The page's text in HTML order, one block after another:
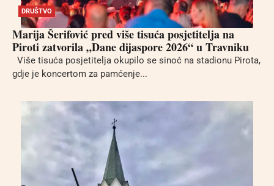
DRUŠTVO
Marija Šerifović pred više tisuća posjetitelja na
Piroti zatvorila „Dane dijaspore 2026“ u Travniku
Više tisuća posjetitelja okupilo se sinoć na stadionu Pirota,
gdje je koncertom za pamćenje...